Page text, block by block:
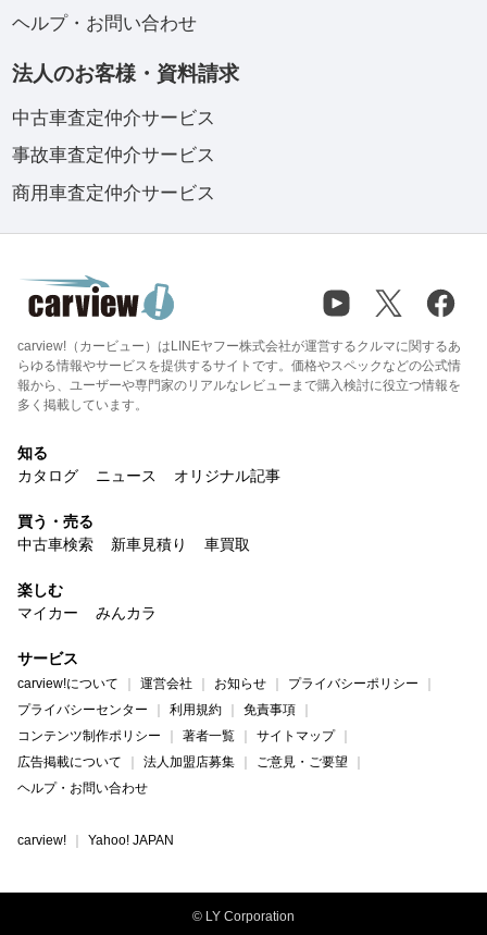
ヘルプ・お問い合わせ
法人のお客様・資料請求
中古車査定仲介サービス
事故車査定仲介サービス
商用車査定仲介サービス
carview!（カービュー）はLINEヤフー株式会社が運営するクルマに関するあ
らゆる情報やサービスを提供するサイトです。価格やスペックなどの公式情
報から、ユーザーや専門家のリアルなレビューまで購入検討に役立つ情報を
多く掲載しています。
知る
カタログ
ニュース オリジナル記事
買う・売る
中古車検索
新車見積り 車買取
楽しむ
マイカー
みんカラ
サービス
carview!について 運営会社 お知らせ
プライバシーポリシー
プライバシーセンター
利用規約
免責事項
コンテンツ制作ポリシー
著者一覧
サイトマップ
広告掲載について
法人加盟店募集
ご意見・ご要望
ヘルプ・お問い合わせ
carview! Yahoo! JAPAN
© LY Corporation